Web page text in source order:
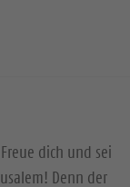
dich und sei
Denn der